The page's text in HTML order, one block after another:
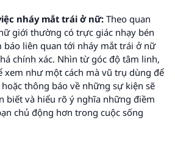
nháy mắt trái ở nữ: Theo quan
giới thường có trực giác nhạy bén
báo liên quan tới nháy mắt trái ở nữ
chính xác. Nhìn từ góc độ tâm linh,
xem như một cách mà vũ trụ dùng để
thông báo về những sự kiện sẽ
biết và hiểu rõ ý nghĩa những điềm
chủ động hơn trong cuộc sống